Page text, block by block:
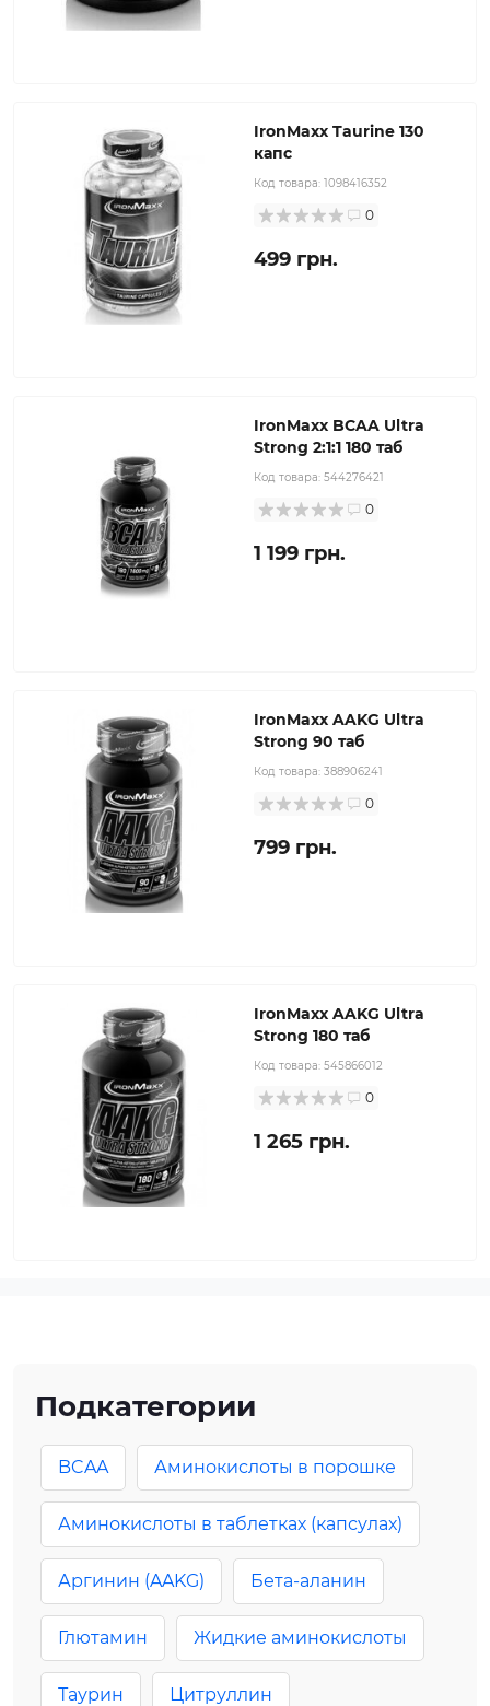
IronMaxx Taurine 130
капс
Код товара: 1098416352
0
499 грн.
IronMaxx BCAA Ultra
Strong 2:1:1 180 таб
Код товара: 544276421
0
1 199 грн.
IronMaxx AAKG Ultra
Strong 90 таб
Код товара: 388906241
0
799 грн.
IronMaxx AAKG Ultra
Strong 180 таб
Код товара: 545866012
0
1 265 грн.
Подкатегории
BCAA Аминокислоты в порошке
Аминокислоты в таблетках (капсулах)
Аргинин (AAKG) Бета-аланин
Глютамин Жидкие аминокислоты
Таурин Цитруллин